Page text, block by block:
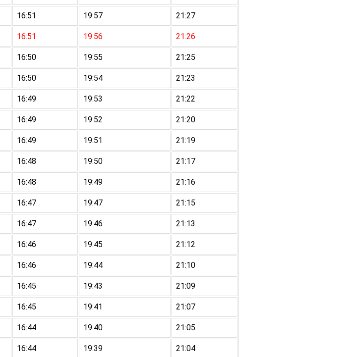
16:51 19:57 21:27
16:51 19:56 21:26
16:50 19:55 21:25
16:50 19:54 21:23
16:49 19:53 21:22
16:49 19:52 21:20
16:49 19:51 21:19
16:48 19:50 21:17
16:48 19:49 21:16
16:47 19:47 21:15
16:47 19:46 21:13
16:46 19:45 21:12
16:46 19:44 21:10
16:45 19:43 21:09
16:45 19:41 21:07
16:44 19:40 21:05
16:44 19:39 21:04